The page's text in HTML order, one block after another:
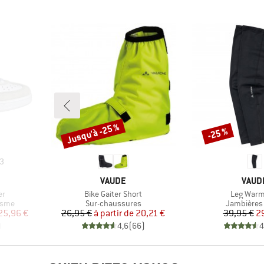
3
€
MARQUE
VAUDE
Article
Bike Gaiter Short
Product group
Sur-chaussures
Prix
26,95 € Prix réduit
à partir de 20,21 €
4,6(66)
Remise
Jusqu'à -25 %
Article
Leg
Product
39,95 €
Remise
-25 %